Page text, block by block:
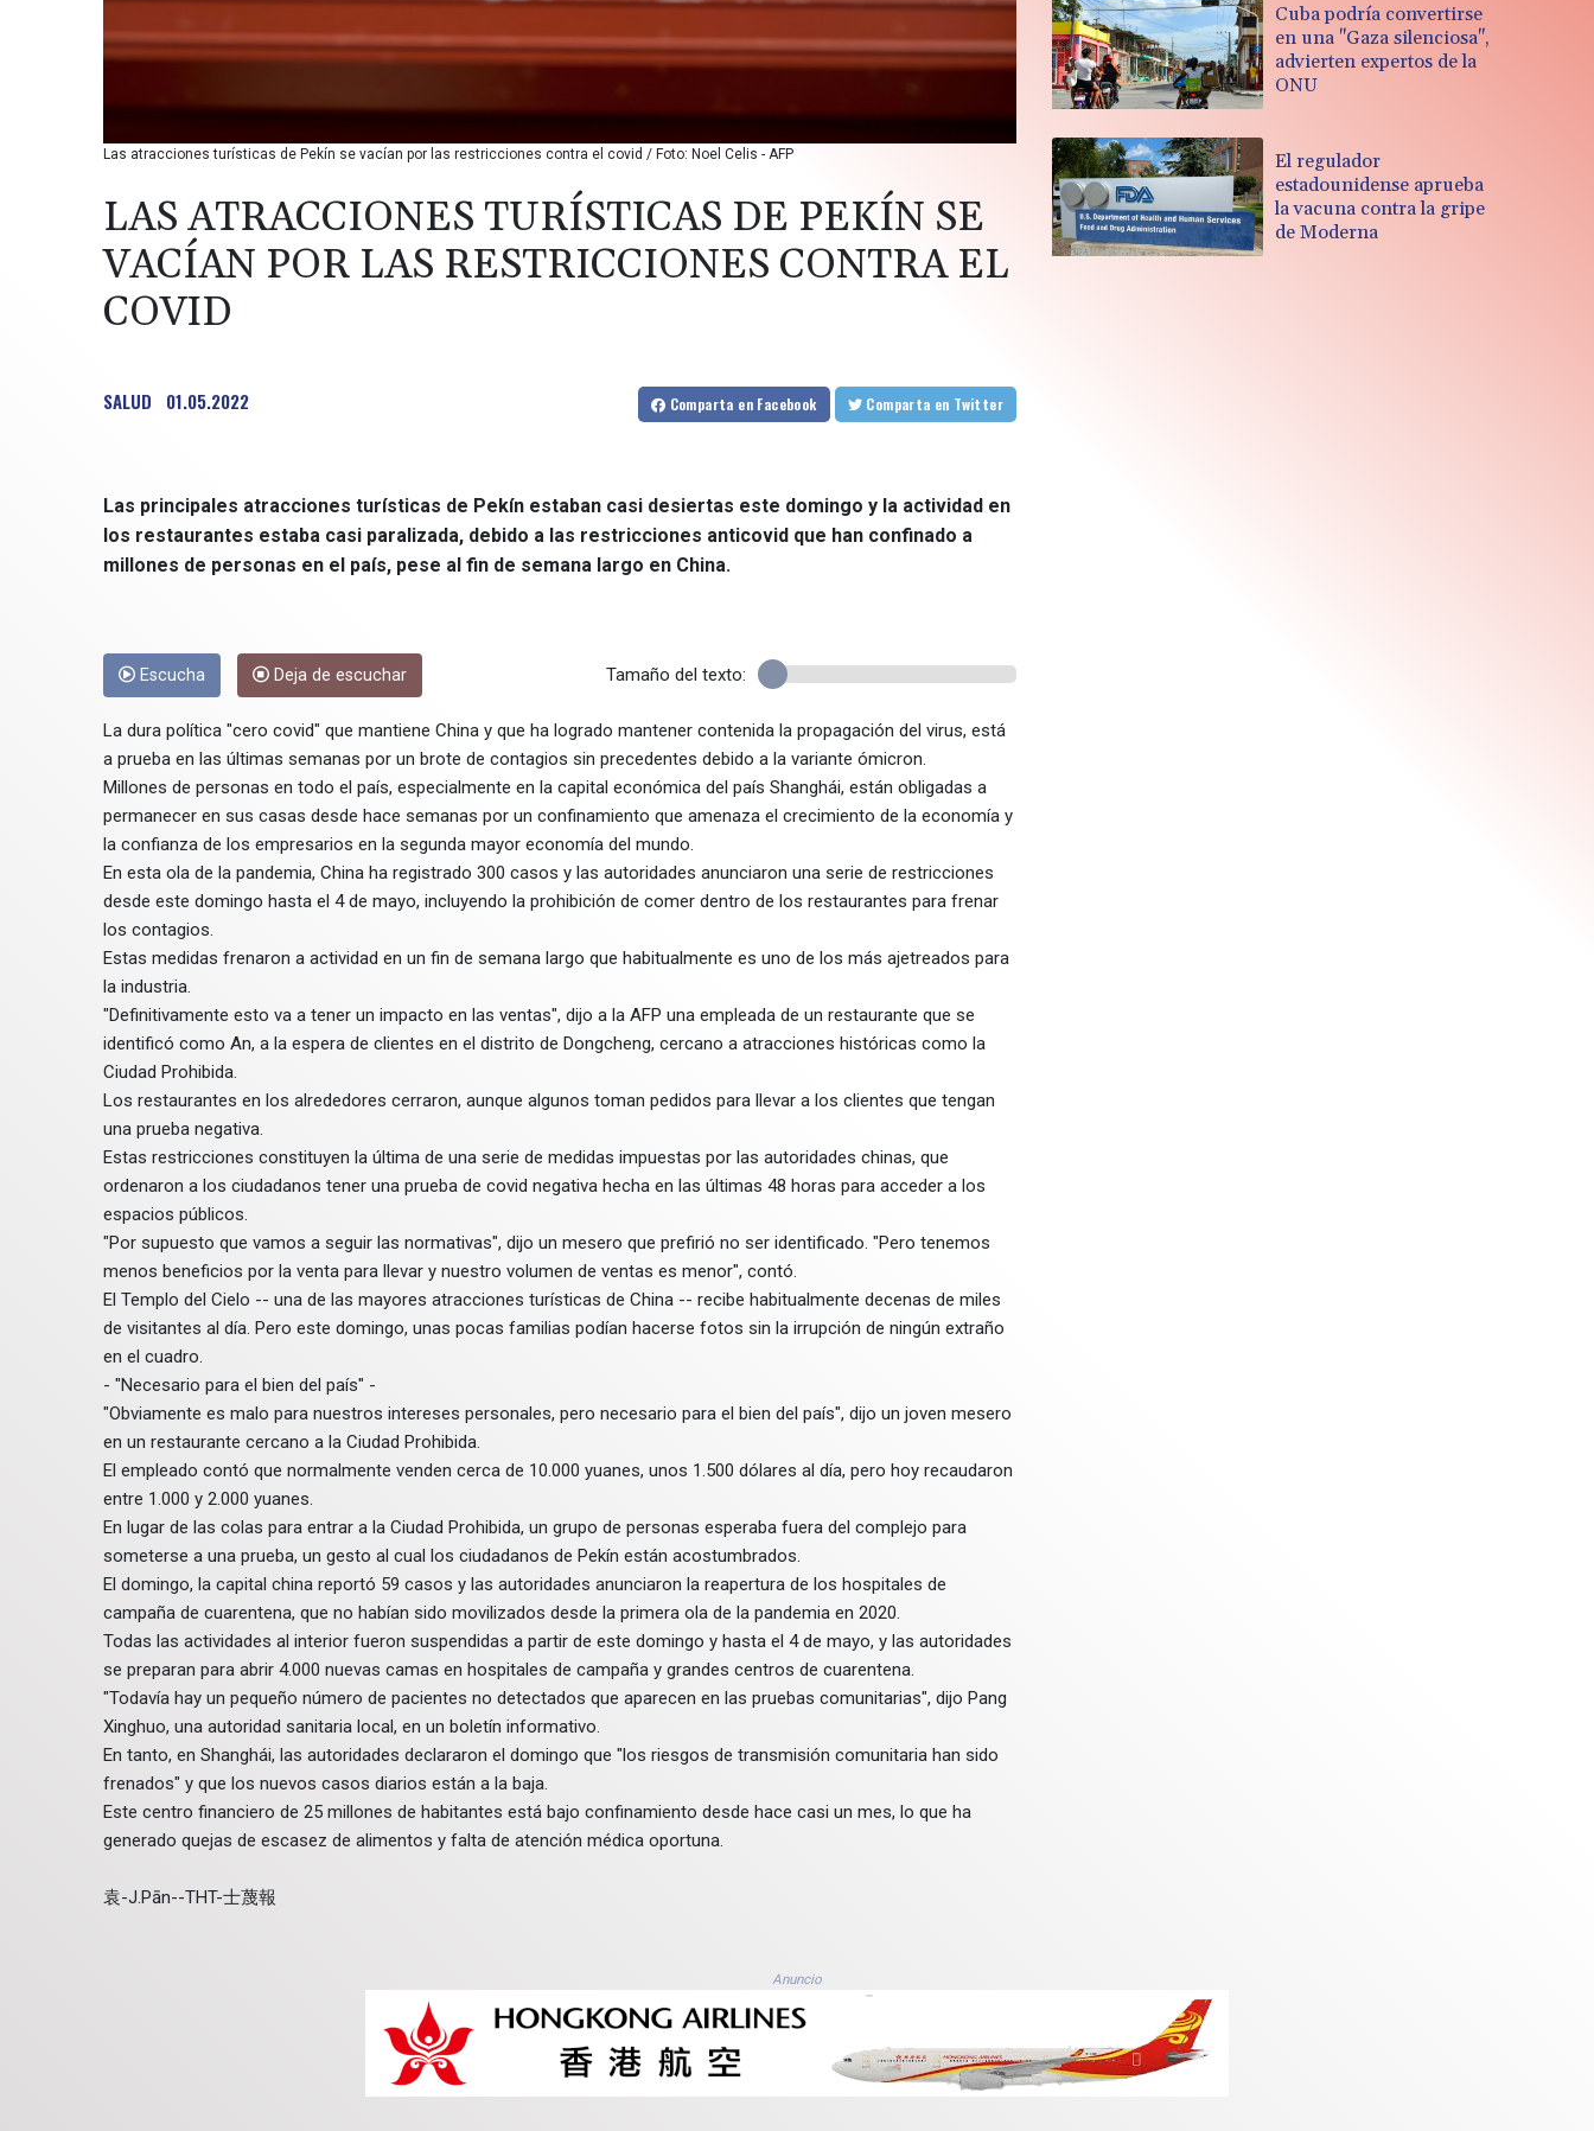
Las atracciones turísticas de Pekín se vacían por las restricciones contra el covid / Foto: Noel Celis - AFP
LAS ATRACCIONES TURÍSTICAS DE PEKÍN SE
VACÍAN POR LAS RESTRICCIONES CONTRA EL
COVID
SALUD 01.05.2022 Comparta en Facebook Comparta en Twitter
Las principales atracciones turísticas de Pekín estaban casi desiertas este domingo y la actividad en
los restaurantes estaba casi paralizada, debido a las restricciones anticovid que han confinado a
millones de personas en el país, pese al fin de semana largo en China.
Escucha Deja de escuchar Tamaño del texto:
La dura política "cero covid" que mantiene China y que ha logrado mantener contenida la propagación del virus, está
a prueba en las últimas semanas por un brote de contagios sin precedentes debido a la variante ómicron.
Millones de personas en todo el país, especialmente en la capital económica del país Shanghái, están obligadas a
permanecer en sus casas desde hace semanas por un confinamiento que amenaza el crecimiento de la economía y
la confianza de los empresarios en la segunda mayor economía del mundo.
En esta ola de la pandemia, China ha registrado 300 casos y las autoridades anunciaron una serie de restricciones
desde este domingo hasta el 4 de mayo, incluyendo la prohibición de comer dentro de los restaurantes para frenar
los contagios.
Estas medidas frenaron a actividad en un fin de semana largo que habitualmente es uno de los más ajetreados para
la industria.
"Definitivamente esto va a tener un impacto en las ventas", dijo a la AFP una empleada de un restaurante que se
identificó como An, a la espera de clientes en el distrito de Dongcheng, cercano a atracciones históricas como la
Ciudad Prohibida.
Los restaurantes en los alrededores cerraron, aunque algunos toman pedidos para llevar a los clientes que tengan
una prueba negativa.
Estas restricciones constituyen la última de una serie de medidas impuestas por las autoridades chinas, que
ordenaron a los ciudadanos tener una prueba de covid negativa hecha en las últimas 48 horas para acceder a los
espacios públicos.
"Por supuesto que vamos a seguir las normativas", dijo un mesero que prefirió no ser identificado. "Pero tenemos
menos beneficios por la venta para llevar y nuestro volumen de ventas es menor", contó.
El Templo del Cielo -- una de las mayores atracciones turísticas de China -- recibe habitualmente decenas de miles
de visitantes al día. Pero este domingo, unas pocas familias podían hacerse fotos sin la irrupción de ningún extraño
en el cuadro.
- "Necesario para el bien del país" -
"Obviamente es malo para nuestros intereses personales, pero necesario para el bien del país", dijo un joven mesero
en un restaurante cercano a la Ciudad Prohibida.
El empleado contó que normalmente venden cerca de 10.000 yuanes, unos 1.500 dólares al día, pero hoy recaudaron
entre 1.000 y 2.000 yuanes.
En lugar de las colas para entrar a la Ciudad Prohibida, un grupo de personas esperaba fuera del complejo para
someterse a una prueba, un gesto al cual los ciudadanos de Pekín están acostumbrados.
El domingo, la capital china reportó 59 casos y las autoridades anunciaron la reapertura de los hospitales de
campaña de cuarentena, que no habían sido movilizados desde la primera ola de la pandemia en 2020.
Todas las actividades al interior fueron suspendidas a partir de este domingo y hasta el 4 de mayo, y las autoridades
se preparan para abrir 4.000 nuevas camas en hospitales de campaña y grandes centros de cuarentena.
"Todavía hay un pequeño número de pacientes no detectados que aparecen en las pruebas comunitarias", dijo Pang
Xinghuo, una autoridad sanitaria local, en un boletín informativo.
En tanto, en Shanghái, las autoridades declararon el domingo que "los riesgos de transmisión comunitaria han sido
frenados" y que los nuevos casos diarios están a la baja.
Este centro financiero de 25 millones de habitantes está bajo confinamiento desde hace casi un mes, lo que ha
generado quejas de escasez de alimentos y falta de atención médica oportuna.
袁-J.Pān--THT-士蔑報
Cuba podría convertirse
en una "Gaza silenciosa",
advierten expertos de la
ONU
El regulador
estadounidense aprueba
la vacuna contra la gripe
de Moderna
Anuncio